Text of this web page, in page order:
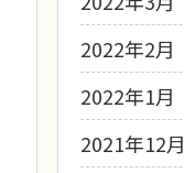
2022年2月
2022年1月
2021年12月